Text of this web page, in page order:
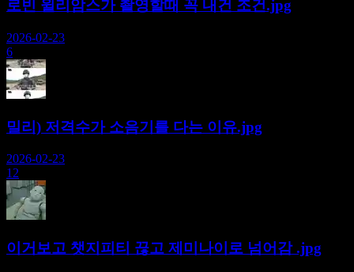
로빈 윌리암스가 촬영할때 꼭 내건 조건.jpg
2026-02-23
6
밀리) 저격수가 소음기를 다는 이유.jpg
2026-02-23
12
이거보고 챗지피티 끊고 제미나이로 넘어감 .jpg